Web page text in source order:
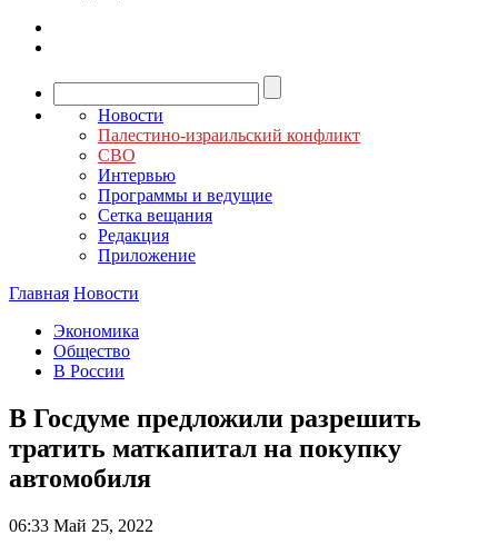
Новости
Палестино-израильский конфликт
СВО
Интервью
Программы и ведущие
Сетка вещания
Редакция
Приложение
Главная Новости
Экономика
Общество
В России
В Госдуме предложили разрешить
тратить маткапитал на покупку
автомобиля
06:33 Май 25, 2022